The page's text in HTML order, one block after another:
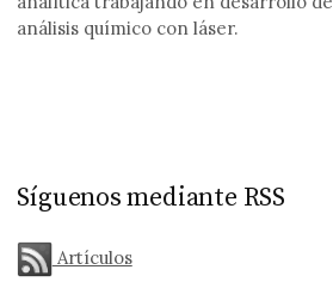
análisis químico con láser.
Síguenos mediante RSS
Artículos